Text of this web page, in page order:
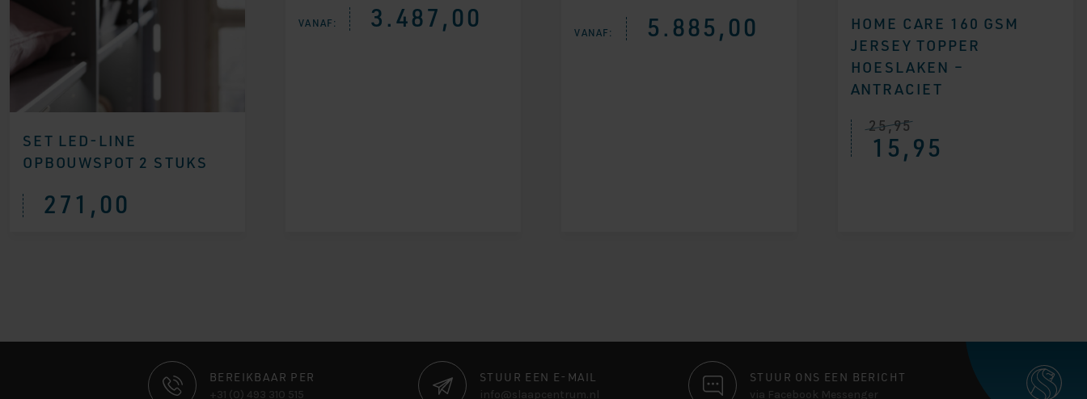
SET LED-LINE
OPBOUWSPOT 2 STUKS
271,00
VANAF: 3.487,00
VANAF: 5.885,00
HOME CARE 160 GSM
JERSEY TOPPER
HOESLAKEN –
ANTRACIET
25,95
15,95
BEREIKBAAR PER
+31 (0) 493 310 515
STUUR EEN E-MAIL
info@slaapcentrum.nl
STUUR ONS EEN BERICHT
via Facebook Messenger